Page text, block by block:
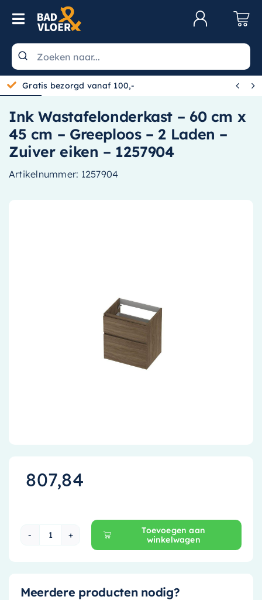
Skip to content
Toggle Navigation
Wastafels
Toiletten
Spiegels
Kranen
Douche
Klimaatbeheersing
Gratis bezorgd vanaf 100,-  
Ink Wastafelonderkast – 60 cm x
45 cm – Greeploos – 2 Laden –
Zuiver eiken – 1257904
Artikelnummer: 1257904
807,84
Ink Wastafelonderkast - 60 cm x 45 cm -
Toevoegen aan
winkelwagen
Meerdere producten nodig?